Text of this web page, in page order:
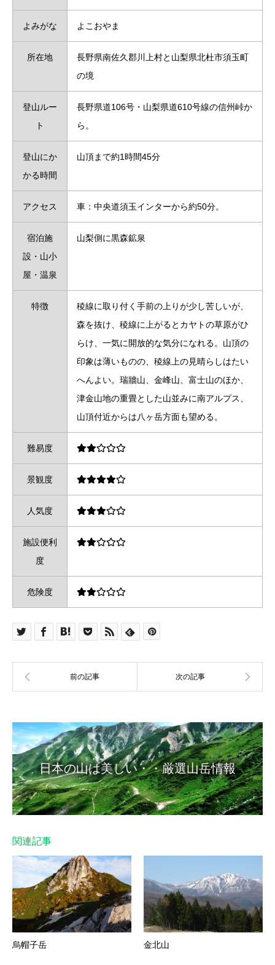
よみがな よこおやま
所在地
長野県南佐久郡川上村と山梨県北杜市須玉町
の境
登山ルー
ト
長野県道106号・山梨県道610号線の信州峠か
ら。
登山にか
かる時間
山頂まで約1時間45分
アクセス 車：中央道須玉インターから約50分。
宿泊施
設・山小
屋・温泉
山梨側に黒森鉱泉
特徴
稜線に取り付く手前の上りが少し苦しいが、
森を抜け、稜線に上がるとカヤトの草原がひ
らけ、一気に開放的な気分になれる。山頂の
印象は薄いものの、稜線上の見晴らしはたい
へんよい。瑞牆山、金峰山、富士山のほか、
津金山地の重畳とした山並みに南アルプス、
山頂付近からは八ヶ岳方面も望める。
難易度
景観度
人気度
施設便利
度
危険度
日本の山は美しい・・厳選山岳情報
関連記事
烏帽子岳 金北山